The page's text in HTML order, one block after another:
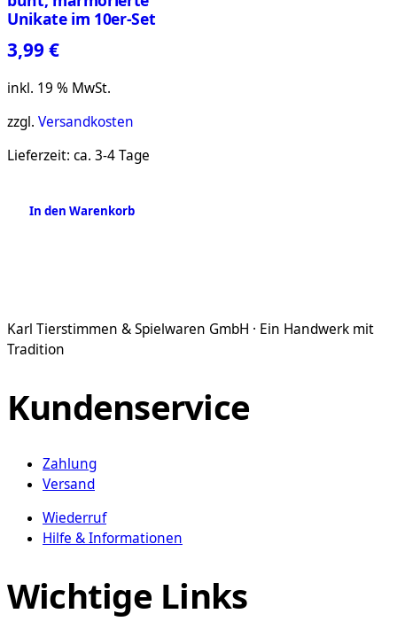
Unikate im 10er-Set
3,99€
inkl. 19 % MwSt.
zzgl. Versandkosten
Lieferzeit: ca. 3-4 Tage
In den Warenkorb
Karl Tierstimmen & Spielwaren GmbH · Ein Handwerk mit
Tradition
Kundenservice
Zahlung
Versand
Wiederruf
Hilfe & Informationen
Wichtige Links